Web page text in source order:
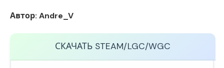
Автор: Andre_V
СКАЧАТЬ STEAM/LGC/WGC